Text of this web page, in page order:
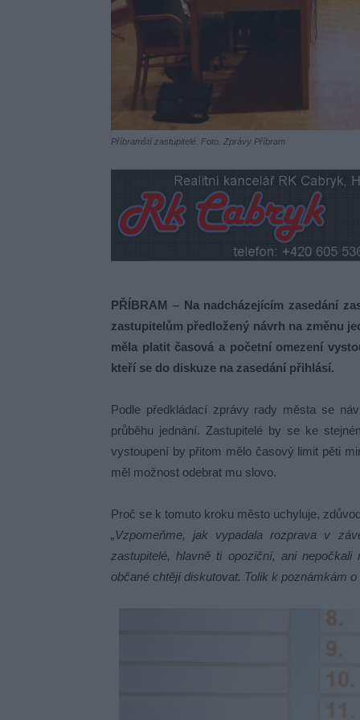
Příbramští zastupitelé. Foto. Zprávy Příbram
PŘÍBRAM – Na nadcházejícím zasedání
zastupitelům předložený návrh na změnu
měla platit časová a početní omezení
kteří se do diskuze na zasedání přihlásí.
Podle předkládací zprávy rady města se
průběhu jednání. Zastupitelé by se ke
vystoupení by přitom mělo časový limit pěti
měl možnost odebrat mu slovo.
Proč se k tomuto kroku město uchyluje,
„Vzpomeňme, jak vypadala rozprava v
zastupitelé, hlavně ti opoziční, ani
občané chtějí diskutovat. Tolik k poznámkám